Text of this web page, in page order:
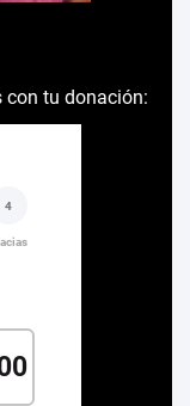
con tu donación: